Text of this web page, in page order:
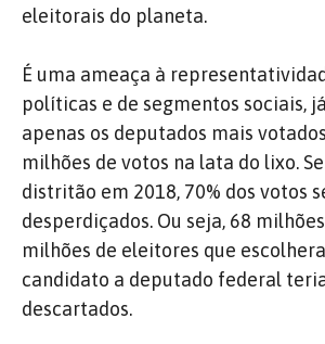
eleitorais do planeta.
É uma ameaça à
políticas e de segmentos sociais,
apenas os deputados mais
milhões de votos na lata do lixo.
distritão em 2018, 70% dos votos
desperdiçados. Ou seja, 68
milhões de eleitores que
candidato a deputado federal
descartados.